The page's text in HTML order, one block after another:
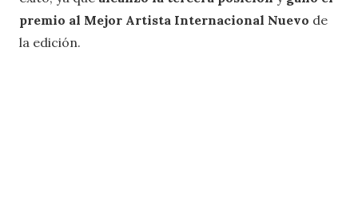
premio al Mejor Artista Internacional Nuevo de
la edición.